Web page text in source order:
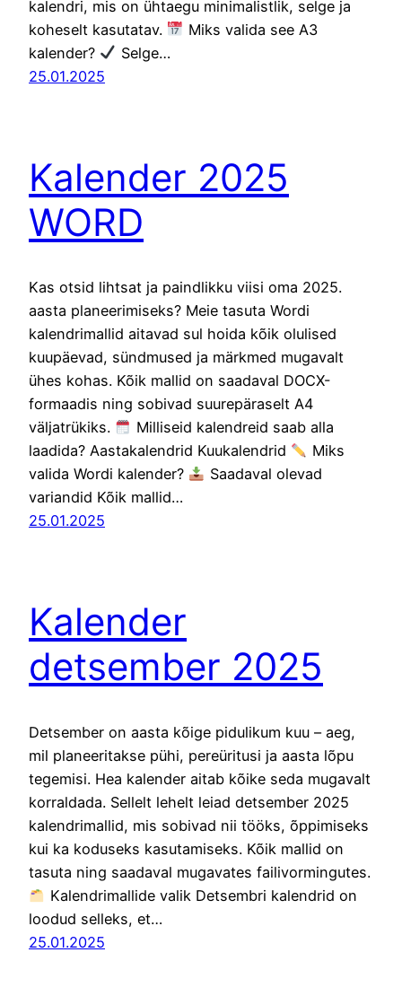
kalendri, mis on ühtaegu minimalistlik, selge ja
koheselt kasutatav.
Miks valida see A3
kalender?
Selge…
25.01.2025
Kalender 2025
WORD
Kas otsid lihtsat ja paindlikku viisi oma 2025.
aasta planeerimiseks? Meie tasuta Wordi
kalendrimallid aitavad sul hoida kõik olulised
kuupäevad, sündmused ja märkmed mugavalt
ühes kohas. Kõik mallid on saadaval DOCX-
formaadis ning sobivad suurepäraselt A4
väljatrükiks.
Milliseid kalendreid saab alla
laadida? Aastakalendrid Kuukalendrid
Miks
valida Wordi kalender?
Saadaval olevad
variandid Kõik mallid…
25.01.2025
Kalender
detsember 2025
Detsember on aasta kõige pidulikum kuu – aeg,
mil planeeritakse pühi, pereüritusi ja aasta lõpu
tegemisi. Hea kalender aitab kõike seda mugavalt
korraldada. Sellelt lehelt leiad detsember 2025
kalendrimallid, mis sobivad nii tööks, õppimiseks
kui ka koduseks kasutamiseks. Kõik mallid on
tasuta ning saadaval mugavates failivormingutes.
Kalendrimallide valik Detsembri kalendrid on
loodud selleks, et…
25.01.2025